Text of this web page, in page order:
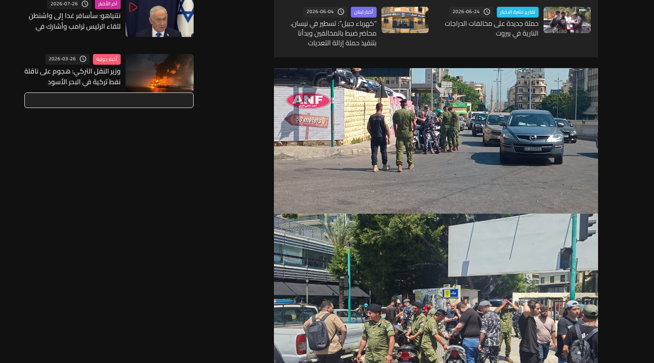
تقارير نشرة الاخبار 2026-06-24
حملة جديدة على مخالفات الدراجات
النارية في بيروت
أخبار لبنان 2026-06-04
"كهرباء جبيل”: تسطير في نيسان،
محاضر ضبط بالمخالفين وبدأنا
بتنفيذ حملة إزالة التعديات
آخر الأخبار 2026-07-26
نتنياهو: سأسافر غدا إلى واشنطن
للقاء الرئيس ترامب وأشارك في
أخبار دولية 2026-03-26
وزير النقل التركي: هجوم على ناقلة
نفط تركية في البحر الأسود​